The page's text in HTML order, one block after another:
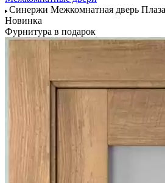
Синержи Межкомнатная дверь
Новинка
Фурнитура в подарок